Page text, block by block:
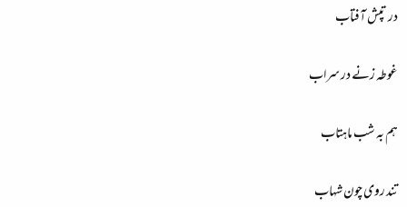
در تپش آفتاب
غوطہ زنے در سراب
ہم بہ شب ماہتاب
تند روی چون شہاب